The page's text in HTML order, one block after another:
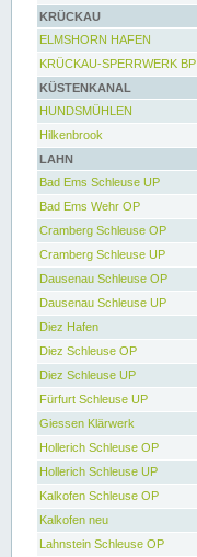
KRÜCKAU
ELMSHORN HAFEN
KRÜCKAU-SPERRWERK BP
KÜSTENKANAL
HUNDSMÜHLEN
Hilkenbrook
LAHN
Bad Ems Schleuse UP
Bad Ems Wehr OP
Cramberg Schleuse OP
Cramberg Schleuse UP
Dausenau Schleuse OP
Dausenau Schleuse UP
Diez Hafen
Diez Schleuse OP
Diez Schleuse UP
Fürfurt Schleuse UP
Giessen Klärwerk
Hollerich Schleuse OP
Hollerich Schleuse UP
Kalkofen Schleuse OP
Kalkofen neu
Lahnstein Schleuse OP